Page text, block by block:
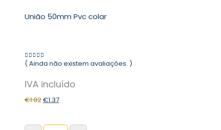
União 50mm Pvc colar
0 out of 5
( Ainda não existem avaliações. )
€1.82€1.37